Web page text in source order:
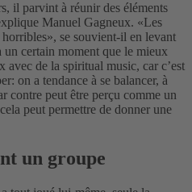
il parvint à réunir des éléments
Manuel Gagneux. «Les
horribles», se souvient-il en levant
un certain moment que le mieux
avec de la spiritual music, car c’est
on a tendance à se balancer, à
contre peut être perçu comme un
peut permettre de donner une
un groupe